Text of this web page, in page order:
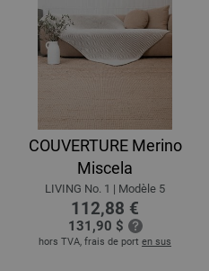
COUVERTURE Merino
Miscela
LIVING No. 1 | Modèle 5
112,88 €
131,90 $
hors TVA, frais de port en sus